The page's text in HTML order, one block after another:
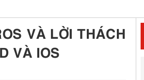
VÀ LỜI THÁCH
VÀ IOS